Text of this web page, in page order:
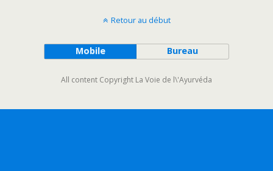
Retour au début
Mobile Bureau
All content Copyright La Voie de l\'Ayurvéda